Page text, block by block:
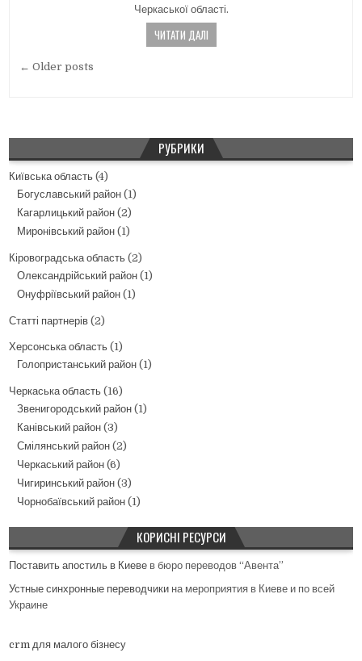
Черкаської області.
ЧИТАТИ ДАЛІ
Навігація
← Older posts
РУБРИКИ
Київська область (4)
Богуславський район (1)
Кагарлицький район (2)
Миронівський район (1)
Кіровоградська область (2)
Олександрійський район (1)
Онуфріївський район (1)
Статті партнерів (2)
Херсонська область (1)
Голопристанський район (1)
Черкаська область (16)
Звенигородський район (1)
Канівський район (3)
Смілянський район (2)
Черкаський район (6)
Чигиринський район (3)
Чорнобаївський район (1)
КОРИСНІ РЕСУРСИ
Поставить апостиль в Киеве в бюро переводов “Авента”
Устные синхронные переводчики на мероприятия в Киеве и по всей
Украине
crm для малого бізнесу